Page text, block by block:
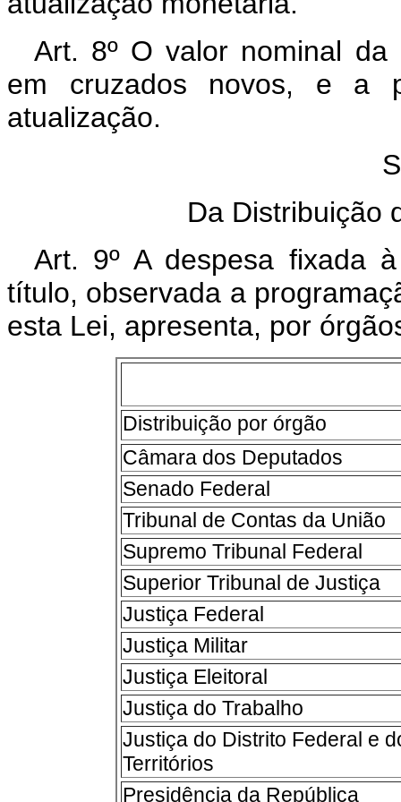
Art. 8º O valor nominal da
em cruzados novos, e a
atualização.
Da Distribuição
Art. 9º A despesa fixada
título, observada a
esta Lei, apresenta, por
Distribuição por órgão
Câmara dos Deputados
Senado Federal
Tribunal de Contas da União
Supremo Tribunal Federal
Superior Tribunal de Justiça
Justiça Federal
Justiça Militar
Justiça Eleitoral
Justiça do Trabalho
Justiça do Distrito Federal e
Territórios
Presidência da República